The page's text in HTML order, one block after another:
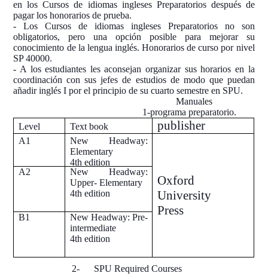
en los Cursos de idiomas ingleses Preparatorios después de
pagar los honorarios de prueba.
- Los Cursos de idiomas ingleses Preparatorios no son
obligatorios, pero una opción posible para mejorar su
conocimiento de la lengua inglés. Honorarios de curso por nivel
SP 40000.
- A los estudiantes les aconsejan organizar sus horarios en la
coordinación con sus jefes de estudios de modo que puedan
añadir inglés I por el principio de su cuarto semestre en SPU.
Manuales
1-programa preparatorio.
Level
Text book publisher
A1
New Headway:
Elementary
4th edition
Oxford
University
Press
A2
New Headway:
Upper- Elementary
4th edition
B1
New Headway: Pre-
intermediate
4th edition
2- SPU Required Courses